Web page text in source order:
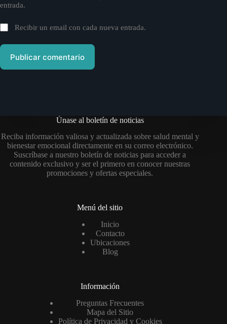
entrada.
Recibir un email con cada nueva entrada.
Publicar comentario
Únase al boletín de noticias
Reciba información valiosa y actualizada sobre salud mental y
bienestar emocional directamente en su correo electrónico.
Suscríbase a nuestro boletín de noticias para acceder a
contenido exclusivo y ser el primero en conocer nuestras
promociones y ofertas especiales.
Menú del sitio
Inicio
Contacto
Ubicaciones
Blog
Información
Preguntas Frecuentes
Mapa del Sitio
Política de Privacidad y Cookies